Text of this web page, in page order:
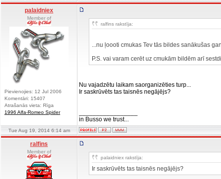
palaidniex
Member of
Pievienojies: 12 Jul 2006
Komentāri: 15407
Atrašanās vieta: Rīga
1996 Alfa-Romeo Spider
ralfins rakstīja:
...nu ļoooti cmukas Tev tās bildes sanākušas
P.S. vai varam cerēt uz cmukām bildēm arī
Nu vajadzētu laikam saorganizēties turp...
Ir saskrūvēts tas taisnēs negājējs?
in Busso we trust...
Tue Aug 19, 2014 6:14 am
ralfins
Member of
palaidniex rakstīja:
Ir saskrūvēts tas taisnēs negājējs?